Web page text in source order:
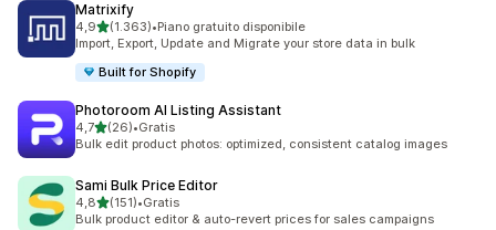
Matrixify
4,9stelle su 5
(1.363)
1363 recensioni totali
•Piano gratuito disponibile
Import, Export, Update and Migrate your store data in bulk
Built for Shopify
Photoroom AI Listing Assistant
4,7stelle su 5
(26)
26 recensioni totali
•Gratis
Bulk edit product photos: optimized, consistent catalog images
Sami Bulk Price Editor
4,8stelle su 5
(151)
151 recensioni totali
•Gratis
Bulk product editor & auto-revert prices for sales campaigns